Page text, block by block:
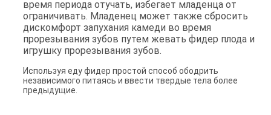
время периода отучать, избегает младенца от
ограничивать. Младенец может также сбросить
дискомфорт запухания камеди во время
прорезывания зубов путем жевать фидер плода и
игрушку прорезывания зубов.
Используя еду фидер простой способ ободрить
независимого питаясь и ввести твердые тела более
предыдущие.